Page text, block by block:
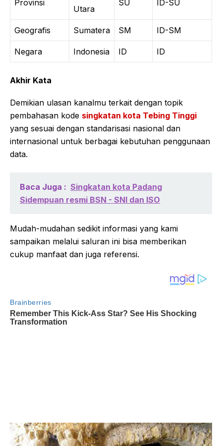
Provinsi
Utara
SU ID-SU
Geografis Sumatera SM ID-SM
Negara Indonesia ID ID
Akhir Kata
Demikian ulasan kanalmu terkait dengan topik
pembahasan kode singkatan kota Tebing Tinggi
yang sesuai dengan standarisasi nasional dan
internasional untuk berbagai kebutuhan penggunaan
data.
Baca Juga : Singkatan kota Padang
Sidempuan resmi BSN - SNI dan ISO
Mudah-mudahan sedikit informasi yang kami
sampaikan melalui saluran ini bisa memberikan
cukup manfaat dan juga referensi.